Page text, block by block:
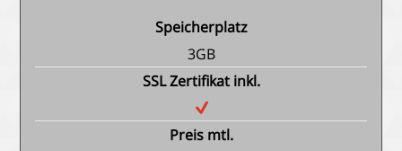
Speicherplatz
3GB
SSL Zertifikat inkl.
Preis mtl.